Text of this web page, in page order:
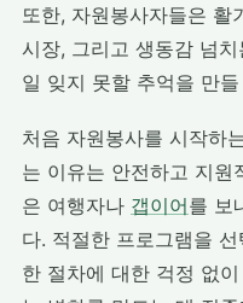
또한, 자원봉사자들은 활
시장, 그리고 생동감 넘
일 잊지 못할 추억을 만
처음 자원봉사를 시작하
는 이유는 안전하고 지원
은 여행자나 갭이어를 보
다. 적절한 프로그램을
한 절차에 대한 걱정 없